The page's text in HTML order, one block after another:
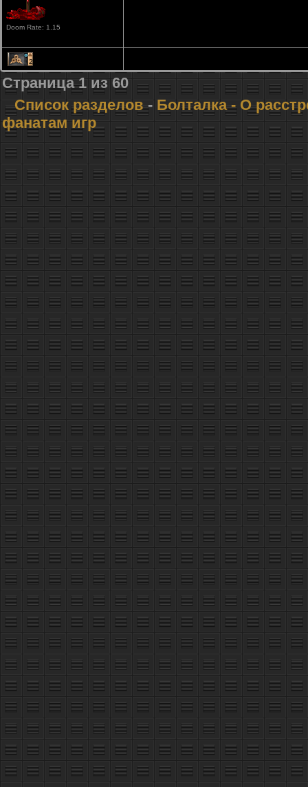
Doom Rate: 1.15
2
Страница1 из 60
Список разделов- Болталка- О
фанатам игр